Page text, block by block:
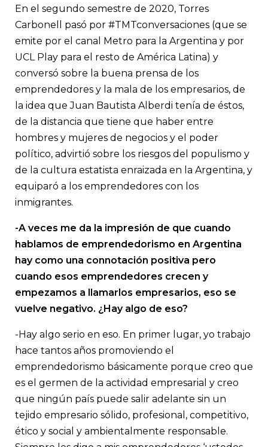
En el segundo semestre de 2020, Torres
Carbonell pasó por #TMTconversaciones (que se
emite por el canal Metro para la Argentina y por
UCL Play para el resto de América Latina) y
conversó sobre la buena prensa de los
emprendedores y la mala de los empresarios, de
la idea que Juan Bautista Alberdi tenía de éstos,
de la distancia que tiene que haber entre
hombres y mujeres de negocios y el poder
político, advirtió sobre los riesgos del populismo y
de la cultura estatista enraizada en la Argentina, y
equiparó a los emprendedores con los
inmigrantes.
-A veces me da la impresión de que cuando
hablamos de emprendedorismo en Argentina
hay como una connotación positiva pero
cuando esos emprendedores crecen y
empezamos a llamarlos empresarios, eso se
vuelve negativo. ¿Hay algo de eso?
-Hay algo serio en eso. En primer lugar, yo trabajo
hace tantos años promoviendo el
emprendedorismo básicamente porque creo que
es el germen de la actividad empresarial y creo
que ningún país puede salir adelante sin un
tejido empresario sólido, profesional, competitivo,
ético y social y ambientalmente responsable.